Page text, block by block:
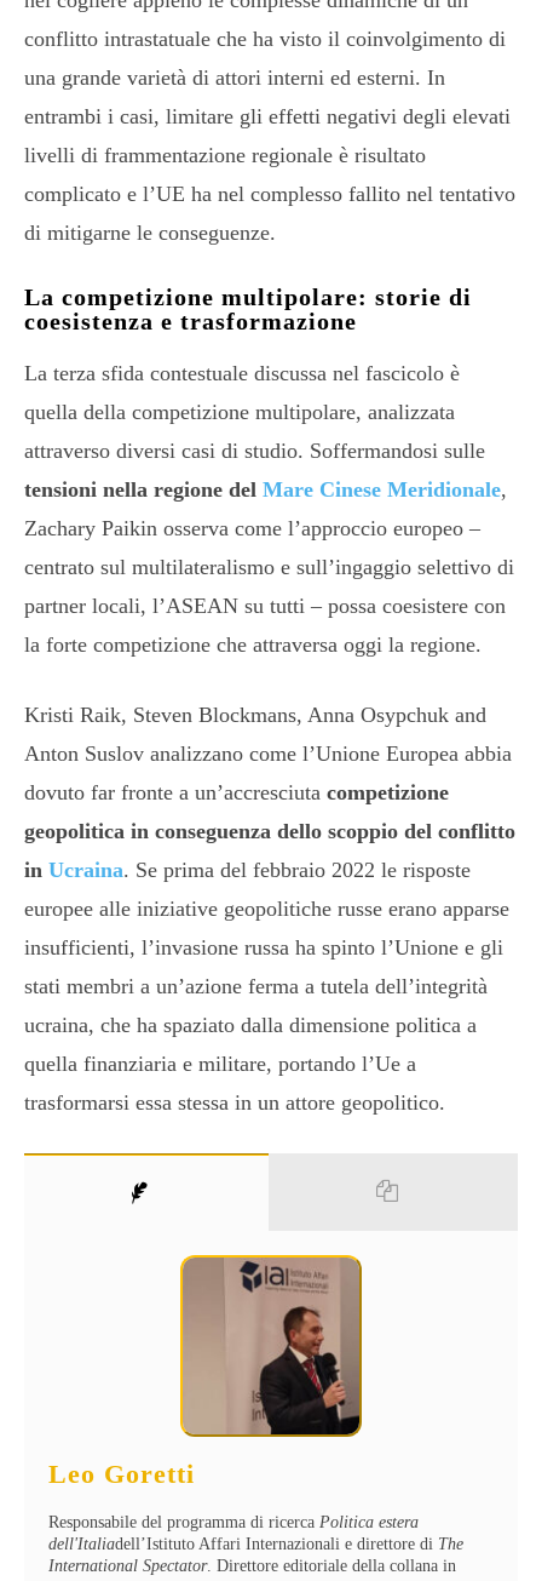
conflitto intrastatuale che ha visto il coinvolgimento di
una grande varietà di attori interni ed esterni. In
entrambi i casi, limitare gli effetti negativi degli elevati
livelli di frammentazione regionale è risultato
complicato e l’UE ha nel complesso fallito nel tentativo
di mitigarne le conseguenze.
La competizione multipolare: storie di
coesistenza e trasformazione
La terza sfida contestuale discussa nel fascicolo è
quella della competizione multipolare, analizzata
attraverso diversi casi di studio. Soffermandosi sulle
tensioni nella regione del Mare Cinese Meridionale,
Zachary Paikin osserva come l’approccio europeo –
centrato sul multilateralismo e sull’ingaggio selettivo di
partner locali, l’ASEAN su tutti – possa coesistere con
la forte competizione che attraversa oggi la regione.
Kristi Raik, Steven Blockmans, Anna Osypchuk and
Anton Suslov analizzano come l’Unione Europea abbia
dovuto far fronte a un’accresciuta competizione
geopolitica in conseguenza dello scoppio del conflitto
in Ucraina. Se prima del febbraio 2022 le risposte
europee alle iniziative geopolitiche russe erano apparse
insufficienti, l’invasione russa ha spinto l’Unione e gli
stati membri a un’azione ferma a tutela dell’integrità
ucraina, che ha spaziato dalla dimensione politica a
quella finanziaria e militare, portando l’Ue a
trasformarsi essa stessa in un attore geopolitico.
Leo Goretti
Responsabile del programma di ricerca Politica estera
dell'Italiadell’Istituto Affari Internazionali e direttore di The
International Spectator. Direttore editoriale della collana in